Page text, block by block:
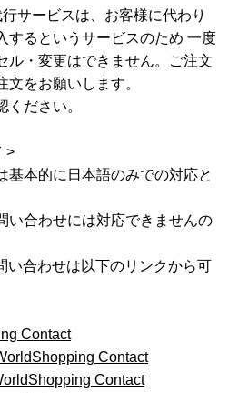
サービスは、お客様に代わり
するというサービスのため 一度
ル・変更はできません。ご注文
をお願いします。
ください。
>
基本的に日本語のみでの対応と
い合わせには対応できませんの
い合わせは以下のリンクから可
Contact
Contact
Contact